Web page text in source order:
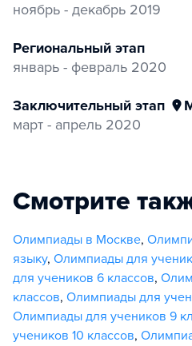
ноябрь - декабрь 2019
Региональный этап
январь - февраль 2020
Заключительный этап
март - апрель 2020
Смотрите
Олимпиады в Москве,
языку, Олимпиады для
для учеников 6 классов,
классов, Олимпиады для
Олимпиады для учеников 9
учеников 10 классов,